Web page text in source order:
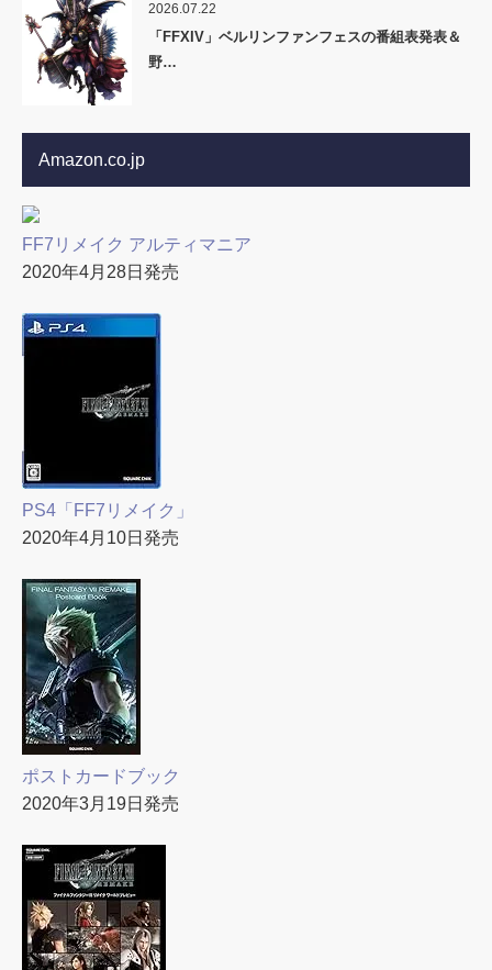
2026.07.22
「FFXIV」ベルリンファンフェスの番組表発表＆
野…
Amazon.co.jp
FF7リメイク アルティマニア
2020年4月28日発売
PS4「FF7リメイク」
2020年4月10日発売
ポストカードブック
2020年3月19日発売